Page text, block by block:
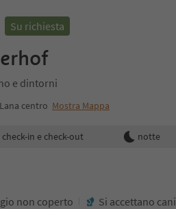
Su richiesta
e dintorni
centro Mostra Mappa
della prenotazione
in e check-out notte
non coperto Si accettano cani